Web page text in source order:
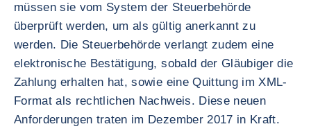
müssen sie vom System der Steuerbehörde
überprüft werden, um als gültig anerkannt zu
werden. Die Steuerbehörde verlangt zudem eine
elektronische Bestätigung, sobald der Gläubiger die
Zahlung erhalten hat, sowie eine Quittung im XML-
Format als rechtlichen Nachweis. Diese neuen
Anforderungen traten im Dezember 2017 in Kraft.